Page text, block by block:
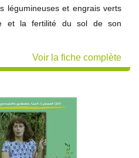
légumineuses et engrais verts
et la fertilité du sol de son
Voir la fiche complète